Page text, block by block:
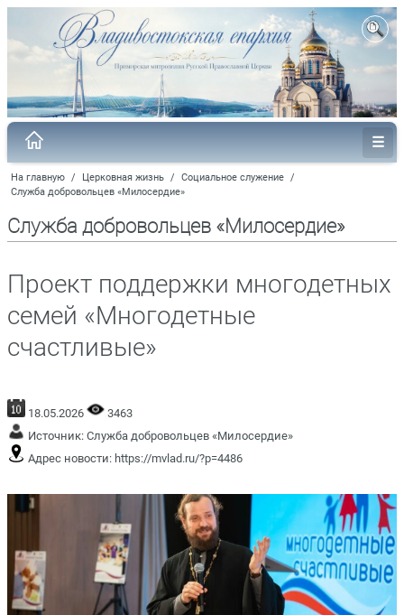
На главную / Церковная жизнь / Социальное служение /
Служба добровольцев «Милосердие»
Служба добровольцев «Милосердие»
Проект поддержки многодетных
семей «Многодетные
счастливые»
18.05.2026
3463
Источник: Служба добровольцев «Милосердие»
Адрес новости: https://mvlad.ru/?p=4486